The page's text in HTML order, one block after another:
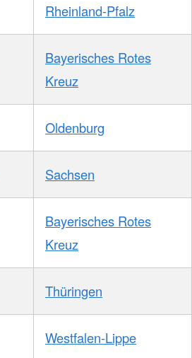
Rheinland-Pfalz
Bayerisches Rotes
Kreuz
Oldenburg
Sachsen
Bayerisches Rotes
Kreuz
Thüringen
Westfalen-Lippe